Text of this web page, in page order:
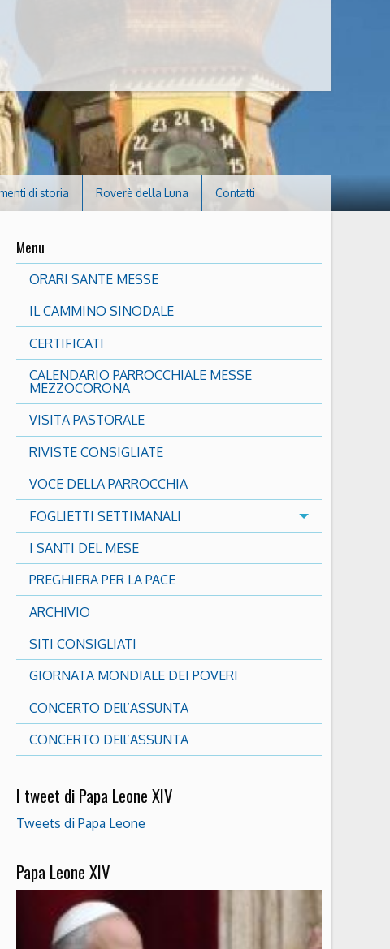
di storia Roverè della Luna Contatti
Menu
ORARI SANTE MESSE
IL CAMMINO SINODALE
CERTIFICATI
CALENDARIO PARROCCHIALE MESSE
MEZZOCORONA
VISITA PASTORALE
RIVISTE CONSIGLIATE
VOCE DELLA PARROCCHIA
FOGLIETTI SETTIMANALI
I SANTI DEL MESE
PREGHIERA PER LA PACE
ARCHIVIO
SITI CONSIGLIATI
GIORNATA MONDIALE DEI POVERI
CONCERTO DEll’ASSUNTA
CONCERTO DEll’ASSUNTA
I tweet di Papa Leone XIV
Tweets di Papa Leone
Papa Leone XIV